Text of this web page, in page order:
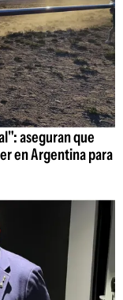
aseguran que
en Argentina para